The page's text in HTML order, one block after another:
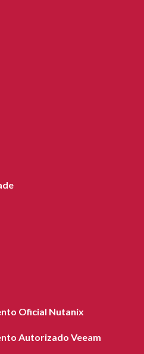
Oficial Nutanix
Autorizado Veeam